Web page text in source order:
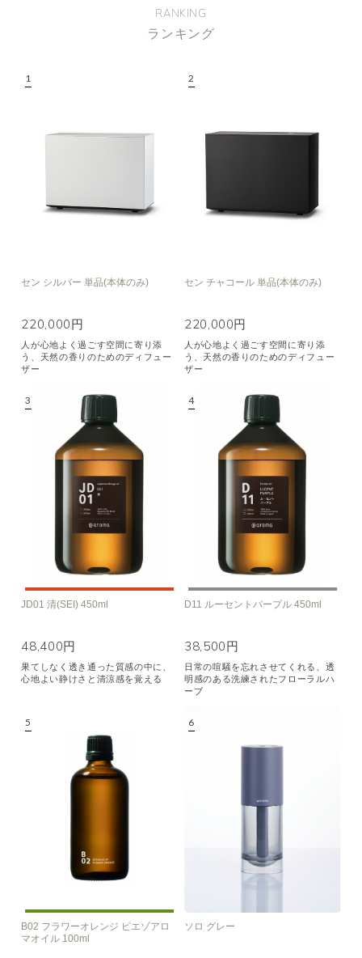
RANKING
ランキング
セン シルバー 単品(本体のみ)
220,000円
人が心地よく過ごす空間に寄り添
う、天然の香りのためのディフュー
ザー
セン チャコール 単品(本体のみ)
220,000円
人が心地よく過ごす空間に寄り添
う、天然の香りのためのディフュー
ザー
JD01 清(SEI) 450ml
48,400円
果てしなく透き通った質感の中に、
心地よい静けさと清涼感を覚える
D11 ルーセントパープル 450ml
38,500円
日常の喧騒を忘れさせてくれる、透
明感のある洗練されたフローラルハ
ーブ
B02 フラワーオレンジ ピエゾアロ
マオイル 100ml
ソロ グレー